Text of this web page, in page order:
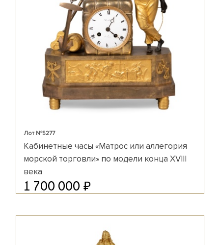
Лот №5277
Кабинетные часы «Матрос или аллегория
морской торговли» по модели конца XVIII
века
1 700 000 ₽